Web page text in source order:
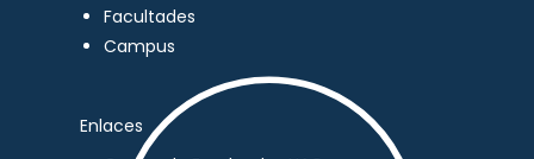
Facultades
Campus
Enlaces